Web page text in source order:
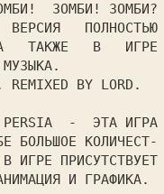
ПОЛНОСТЬЮ
ТАКЖЕ   В   ИГРЕ
БОЛЬШОЕ КОЛИЧЕСТ-
ИГРЕ ПРИСУТСТВУЕТ
И ГРАФИКА.